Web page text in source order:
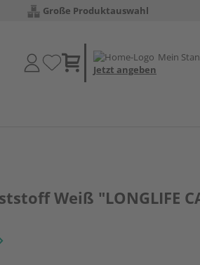
Große Produktauswahl
Mein
Jetzt angeben
Weiß "LONGLIFE